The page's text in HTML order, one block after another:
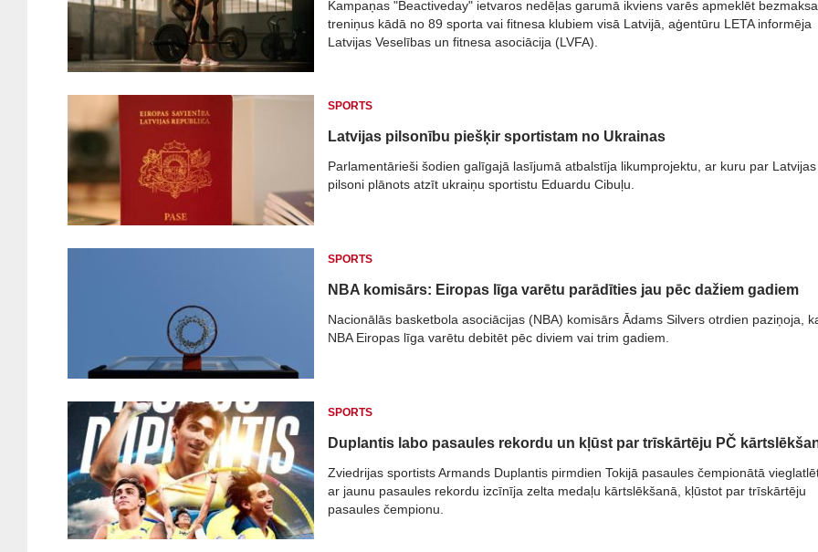
Kampaņas "Beactiveday" ietvaros nedēļas garumā ikviens varēs apmeklēt
treniņus kādā no 89 sporta vai fitnesa klubiem visā Latvijā, aģentūru LETA informēja
Latvijas Veselības un fitnesa asociācija (LVFA).
SPORTS
Latvijas pilsonību piešķir sportistam no Ukrainas
Parlamentārieši šodien galīgajā lasījumā atbalstīja likumprojektu, ar kuru par Latvijas
pilsoni plānots atzīt ukraiņu sportistu Eduardu Cibuļu.
SPORTS
NBA komisārs: Eiropas līga varētu parādīties jau pēc dažiem gadiem
Nacionālās basketbola asociācijas (NBA) komisārs Ādams Silvers otrdien paziņoja,
NBA Eiropas līga varētu debitēt pēc diviem vai trim gadiem.
SPORTS
Duplantis labo pasaules rekordu un kļūst par trīskārtēju PČ
Zviedrijas sportists Armands Duplantis pirmdien Tokijā pasaules čempionātā
ar jaunu pasaules rekordu izcīnīja zelta medaļu kārtslēkšanā, kļūstot par trīskārtēju
pasaules čempionu.